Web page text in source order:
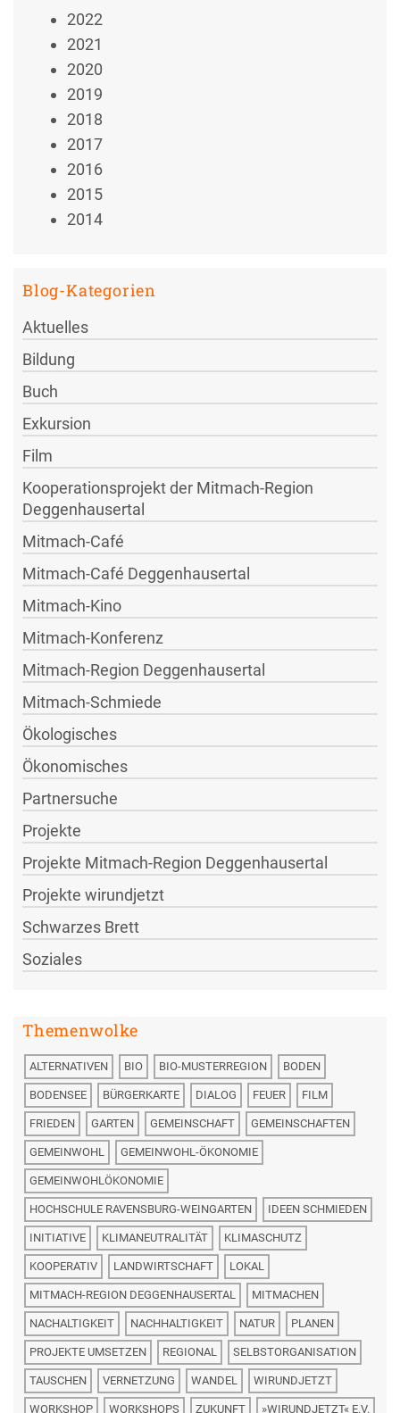
2022
2021
2020
2019
2018
2017
2016
2015
2014
Blog-Kategorien
Aktuelles
Bildung
Buch
Exkursion
Film
Kooperationsprojekt der Mitmach-Region
Deggenhausertal
Mitmach-Café
Mitmach-Café Deggenhausertal
Mitmach-Kino
Mitmach-Konferenz
Mitmach-Region Deggenhausertal
Mitmach-Schmiede
Ökologisches
Ökonomisches
Partnersuche
Projekte
Projekte Mitmach-Region Deggenhausertal
Projekte wirundjetzt
Schwarzes Brett
Soziales
Themenwolke
ALTERNATIVEN BIO BIO-MUSTERREGION BODEN
BODENSEE BÜRGERKARTE DIALOG FEUER FILM
FRIEDEN GARTEN GEMEINSCHAFT GEMEINSCHAFTEN
GEMEINWOHL GEMEINWOHL-ÖKONOMIE
GEMEINWOHLÖKONOMIE
HOCHSCHULE RAVENSBURG-WEINGARTEN IDEEN SCHMIEDEN
INITIATIVE KLIMANEUTRALITÄT KLIMASCHUTZ
KOOPERATIV LANDWIRTSCHAFT LOKAL
MITMACH-REGION DEGGENHAUSERTAL MITMACHEN
NACHALTIGKEIT NACHHALTIGKEIT NATUR PLANEN
PROJEKTE UMSETZEN REGIONAL SELBSTORGANISATION
TAUSCHEN VERNETZUNG WANDEL WIRUNDJETZT
WORKSHOP WORKSHOPS ZUKUNFT »WIRUNDJETZT« E.V.